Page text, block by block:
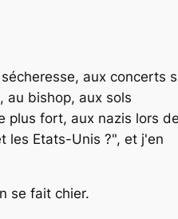
aux concerts
au bishop, aux sols
plus fort, aux nazis lors
les Etats-Unis ?", et j'en
se fait chier.